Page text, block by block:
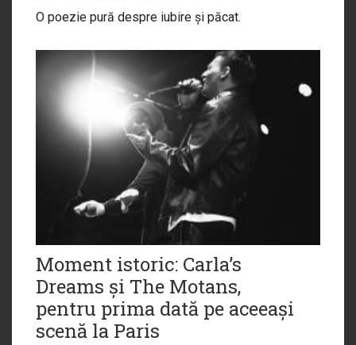
O poezie pură despre iubire și păcat.
Moment istoric: Carla’s
Dreams și The Motans,
pentru prima dată pe aceeași
scenă la Paris